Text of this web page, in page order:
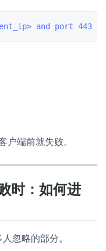
端前就失败。
时：如何进
忽略的部分。